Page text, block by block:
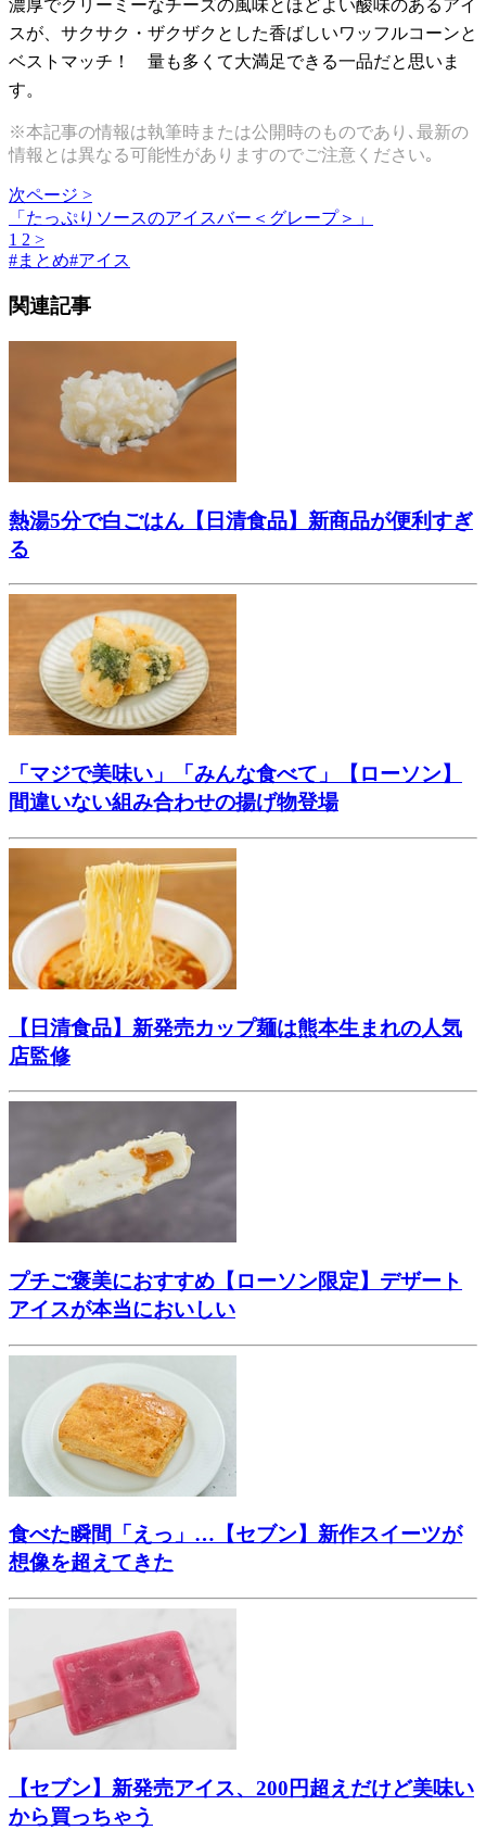
濃厚でクリーミーなチーズの風味とほどよい酸味のあるアイ
スが、サクサク・ザクザクとした香ばしいワッフルコーンと
ベストマッチ！ 量も多くて大満足できる一品だと思いま
す。
※本記事の情報は執筆時または公開時のものであり､最新の
情報とは異なる可能性がありますのでご注意ください｡
次ページ >
「たっぷりソースのアイスバー＜グレープ＞」
1 2 >
#まとめ#アイス
関連記事
熱湯5分で白ごはん【日清食品】新商品が便利すぎ
る
「マジで美味い」「みんな食べて」【ローソン】
間違いない組み合わせの揚げ物登場
【日清食品】新発売カップ麺は熊本生まれの人気
店監修
プチご褒美におすすめ【ローソン限定】デザート
アイスが本当においしい
食べた瞬間「えっ」…【セブン】新作スイーツが
想像を超えてきた
【セブン】新発売アイス、200円超えだけど美味い
から買っちゃう